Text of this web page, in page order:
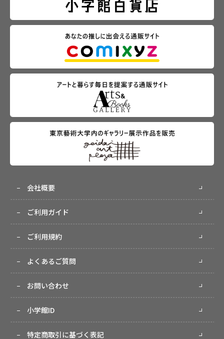
会社概要
ご利用ガイド
ご利用規約
よくあるご質問
お問い合わせ
小学館ID
特定商取引に基づく表記